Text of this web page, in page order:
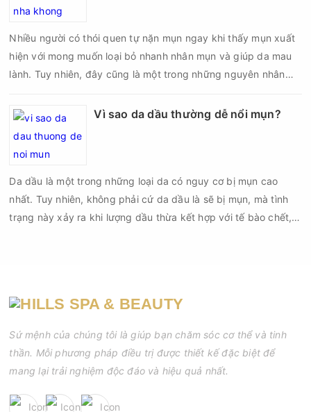
Nhiều người có thói quen tự nặn mụn ngay khi thấy mụn xuất
hiện với mong muốn loại bỏ nhanh nhân mụn và giúp da mau
lành. Tuy nhiên, đây cũng là một trong những nguyên nhân
tăng nguy cơ viêm nhiễm, thâm và sẹo.
Vì sao da dầu thường dễ nổi mụn?
Da dầu là một trong những loại da có nguy cơ bị mụn cao
nhất. Tuy nhiên, không phải cứ da dầu là sẽ bị mụn, mà tình
trạng này xảy ra khi lượng dầu thừa kết hợp với tế bào chết,
Sứ mệnh của chúng tôi là giúp bạn chăm sóc cơ thể và tinh
thần. Mỗi phương pháp điều trị được thiết kế đặc biệt để
mang lại trải nghiệm độc đáo và hiệu quả nhất.